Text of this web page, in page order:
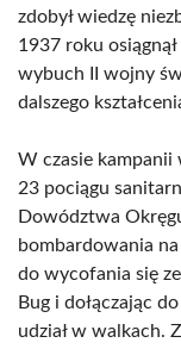
zdobył wiedzę
1937 roku
wybuch II wojny
dalszego
W czasie kampanii
23 pociągu
Dowództwa
bombardowania
do wycofania się
Bug i dołączając
udział w walkach.